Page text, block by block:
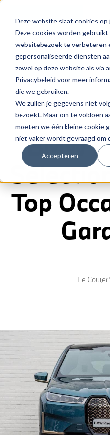
Deze website slaat cookies op
Deze cookies worden gebruikt
websitebezoek te verbeteren
gepersonaliseerde diensten
zowel op deze website als via
Privacybeleid voor meer
die we gebruiken.
We zullen je gegevens niet
bezoekt. Maar om te voldoen
moeten we één kleine cookie
niet vaker wordt gevraagd om
Accepteren
BMW
Top
Le Couter